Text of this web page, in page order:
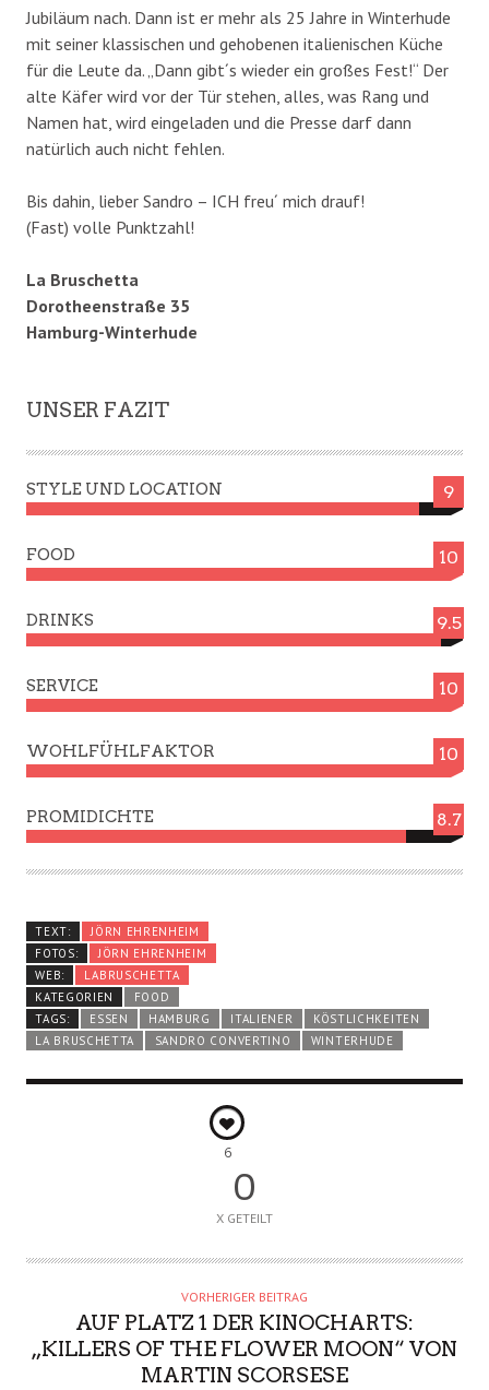
Jubiläum nach. Dann ist er mehr als 25 Jahre in Winterhude
mit seiner klassischen und gehobenen italienischen Küche
für die Leute da. „Dann gibt´s wieder ein großes Fest!“ Der
alte Käfer wird vor der Tür stehen, alles, was Rang und
Namen hat, wird eingeladen und die Presse darf dann
natürlich auch nicht fehlen.
Bis dahin, lieber Sandro – ICH freu´ mich drauf!
(Fast) volle Punktzahl!
La Bruschetta
Dorotheenstraße 35
Hamburg-Winterhude
UNSER FAZIT
STYLE UND LOCATION 9
FOOD 10
DRINKS 9.5
SERVICE 10
WOHLFÜHLFAKTOR 10
PROMIDICHTE 8.7
TEXT:
JÖRN EHRENHEIM
FOTOS:
JÖRN EHRENHEIM
WEB:
LABRUSCHETTA
KATEGORIEN
FOOD
TAGS:
ESSEN HAMBURG ITALIENER
KÖSTLICHKEITEN
LA BRUSCHETTA
SANDRO CONVERTINO WINTERHUDE
6
0
X GETEILT
VORHERIGER BEITRAG
AUF PLATZ 1 DER KINOCHARTS:
„KILLERS OF THE FLOWER MOON“ VON
MARTIN SCORSESE